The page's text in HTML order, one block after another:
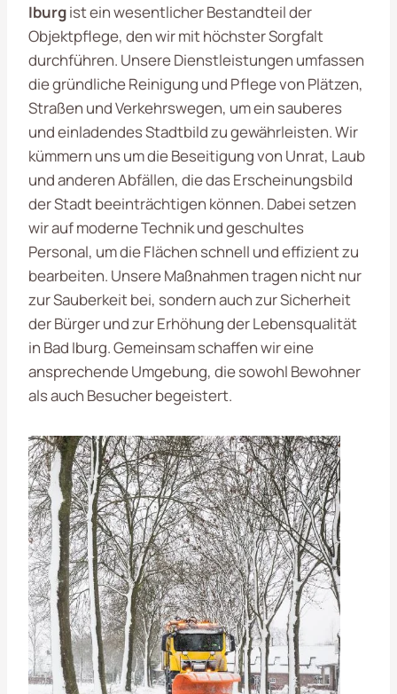
Iburgist ein wesentlicher Bestandteil der
Objektpflege, den wir mit höchster Sorgfalt
durchführen. Unsere Dienstleistungen umfassen
die gründliche Reinigung und Pflege von Plätzen,
Straßen und Verkehrswegen, um ein sauberes
und einladendes Stadtbild zu gewährleisten. Wir
kümmern uns um die Beseitigung von Unrat, Laub
und anderen Abfällen, die das Erscheinungsbild
der Stadt beeinträchtigen können. Dabei setzen
wir auf moderne Technik und geschultes
Personal, um die Flächen schnell und effizient zu
bearbeiten. Unsere Maßnahmen tragen nicht nur
zur Sauberkeit bei, sondern auch zur Sicherheit
der Bürger und zur Erhöhung der Lebensqualität
in Bad Iburg. Gemeinsam schaffen wir eine
ansprechende Umgebung, die sowohl Bewohner
als auch Besucher begeistert.